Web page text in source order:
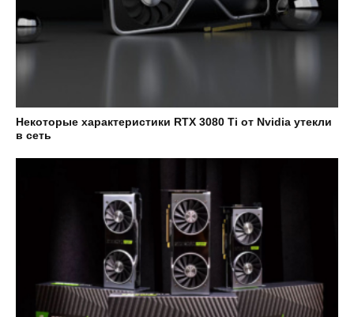
Некоторые характеристики RTX 3080 Ti от Nvidia утекли
в сеть